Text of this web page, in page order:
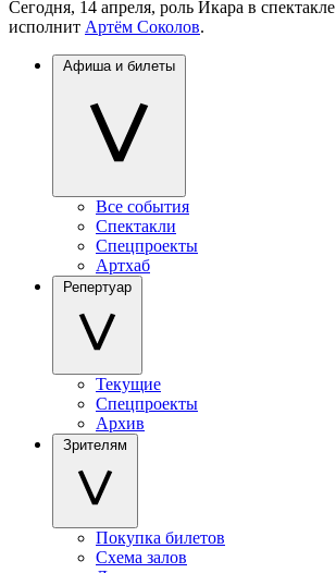
Сегодня, 14 апреля, роль Икара в спектакле
исполнит Артём Соколов.
Афиша и билеты
Все события
Спектакли
Спецпроекты
Артхаб
Репертуар
Текущие
Спецпроекты
Архив
Зрителям
Покупка билетов
Схема залов